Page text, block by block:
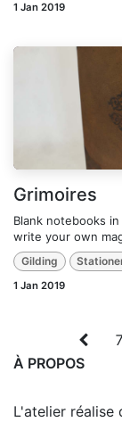
1 Jan 2019
Grimoires
Blank notebooks
write your own
Gilding
1 Jan 2019
7
À PROPOS
L'atelier réalise